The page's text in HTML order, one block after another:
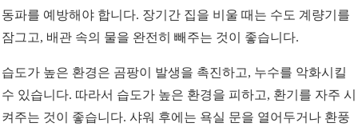
동파를 예방해야 합니다. 장기간 집을 비울 때는 수도 계량기를
잠그고, 배관 속의 물을 완전히 빼주는 것이 좋습니다.
습도가 높은 환경은 곰팡이 발생을 촉진하고, 누수를 악화시킬
수 있습니다. 따라서 습도가 높은 환경을 피하고, 환기를 자주 시
켜주는 것이 좋습니다. 샤워 후에는 욕실 문을 열어두거나 환풍